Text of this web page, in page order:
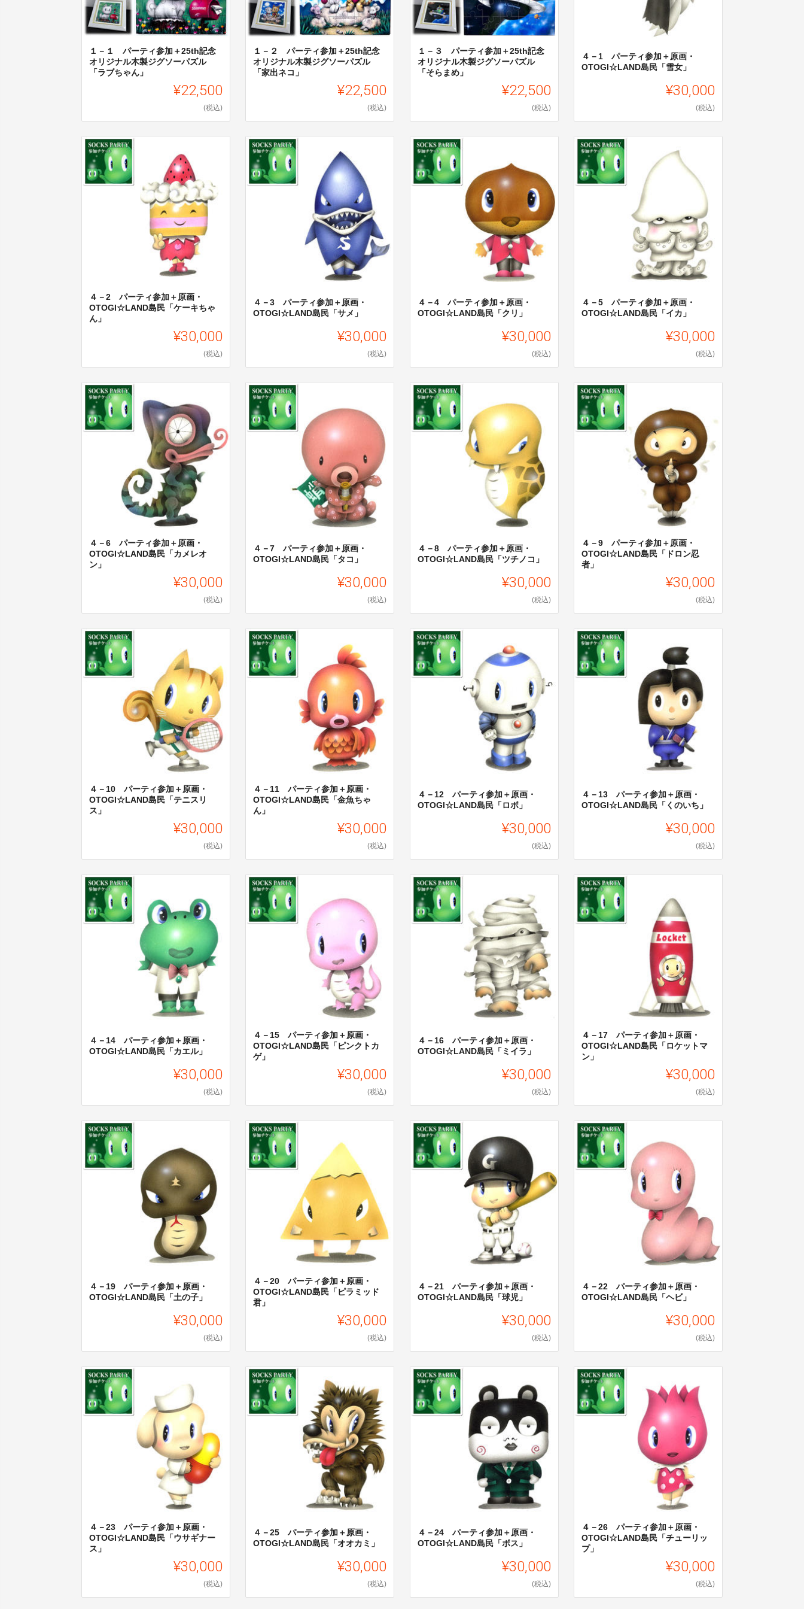
１－１ パーティ参加＋25th記念
オリジナル木製ジグソーパズル
「ラブちゃん」
¥22,500
(税込)
１－２ パーティ参加＋25th記念
オリジナル木製ジグソーパズル
「家出ネコ」
¥22,500
(税込)
１－３ パーティ参加＋25th記念
オリジナル木製ジグソーパズル
「そらまめ」
¥22,500
(税込)
４－1 パーティ参加＋原画・
OTOGI☆LAND島民「雪女」
¥30,000
(税込)
４－2 パーティ参加＋原画・
OTOGI☆LAND島民「ケーキちゃ
ん」
¥30,000
(税込)
４－3 パーティ参加＋原画・
OTOGI☆LAND島民「サメ」
¥30,000
(税込)
４－4 パーティ参加＋原画・
OTOGI☆LAND島民「クリ」
¥30,000
(税込)
４－5 パーティ参加＋原画・
OTOGI☆LAND島民「イカ」
¥30,000
(税込)
４－6 パーティ参加＋原画・
OTOGI☆LAND島民「カメレオ
ン」
¥30,000
(税込)
４－7 パーティ参加＋原画・
OTOGI☆LAND島民「タコ」
¥30,000
(税込)
４－8 パーティ参加＋原画・
OTOGI☆LAND島民「ツチノコ」
¥30,000
(税込)
４－9 パーティ参加＋原画・
OTOGI☆LAND島民「ドロン忍
者」
¥30,000
(税込)
４－10 パーティ参加＋原画・
OTOGI☆LAND島民「テニスリ
ス」
¥30,000
(税込)
４－11 パーティ参加＋原画・
OTOGI☆LAND島民「金魚ちゃ
ん」
¥30,000
(税込)
４－12 パーティ参加＋原画・
OTOGI☆LAND島民「ロボ」
¥30,000
(税込)
４－13 パーティ参加＋原画・
OTOGI☆LAND島民「くのいち」
¥30,000
(税込)
４－14 パーティ参加＋原画・
OTOGI☆LAND島民「カエル」
¥30,000
(税込)
４－15 パーティ参加＋原画・
OTOGI☆LAND島民「ピンクトカ
ゲ」
¥30,000
(税込)
４－16 パーティ参加＋原画・
OTOGI☆LAND島民「ミイラ」
¥30,000
(税込)
４－17 パーティ参加＋原画・
OTOGI☆LAND島民「ロケットマ
ン」
¥30,000
(税込)
４－19 パーティ参加＋原画・
OTOGI☆LAND島民「土の子」
¥30,000
(税込)
４－20 パーティ参加＋原画・
OTOGI☆LAND島民「ピラミッド
君」
¥30,000
(税込)
４－21 パーティ参加＋原画・
OTOGI☆LAND島民「球児」
¥30,000
(税込)
４－22 パーティ参加＋原画・
OTOGI☆LAND島民「ヘビ」
¥30,000
(税込)
４－23 パーティ参加＋原画・
OTOGI☆LAND島民「ウサギナー
ス」
¥30,000
(税込)
４－25 パーティ参加＋原画・
OTOGI☆LAND島民「オオカミ」
¥30,000
(税込)
４－24 パーティ参加＋原画・
OTOGI☆LAND島民「ボス」
¥30,000
(税込)
４－26 パーティ参加＋原画・
OTOGI☆LAND島民「チューリッ
プ」
¥30,000
(税込)